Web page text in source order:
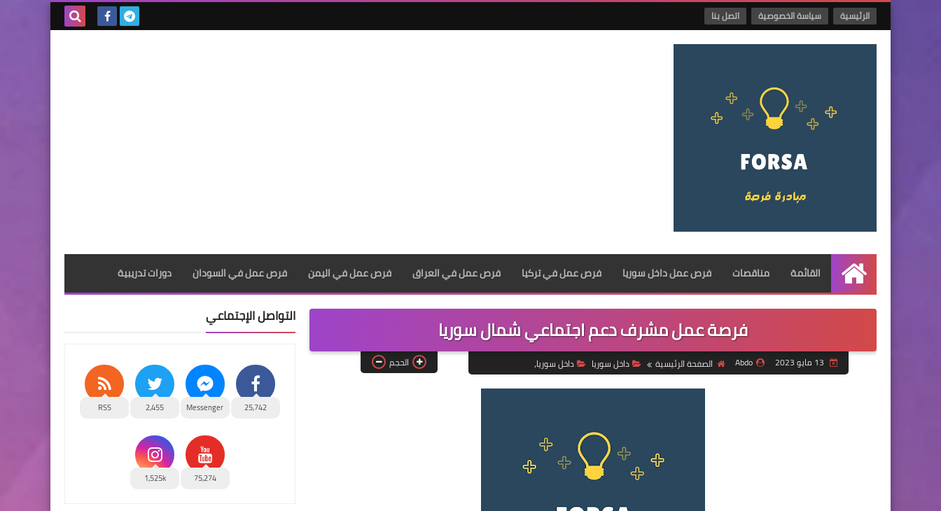
الرئيسية سياسة الخصوصية اتصل بنا
الرئيسية
القائمة مناقصات فرص عمل داخل سوريا فرص عمل في تركيا فرص عمل في العراق فرص عمل في اليمن فرص عمل في السودان دورات تدريبية
فرصة عمل مشرف دعم اجتماعي شمال سوريا
Abdo الصفحة الرئيسية داخل سوريا داخل سوريا، الحجم
التواصل الإجتماعي
25,742
Messenger
2,455
RSS
75,274
1,525k